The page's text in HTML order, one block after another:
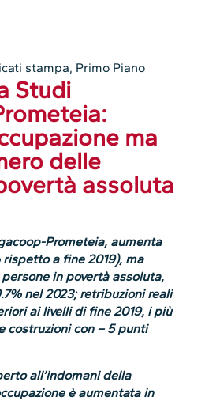
stampa, Primo Piano
Studi
ma
delle
assoluta
Prometeia, aumenta
rispetto a fine 2019), ma
in povertà assoluta,
nel 2023; retribuzioni reali
ai livelli di fine 2019, i più
costruzioni con – 5 punti
all’indomani della
è aumentata in